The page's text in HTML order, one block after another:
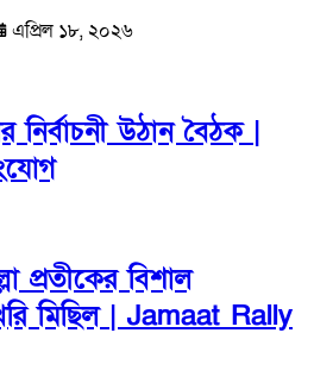
এপ্রিল ১৮, ২০২৬
উঠান বৈঠক |
প্রতীকের বিশাল
মিছিল | Jamaat Rally